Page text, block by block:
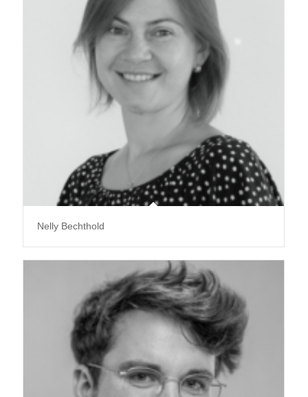
Nelly Bechthold